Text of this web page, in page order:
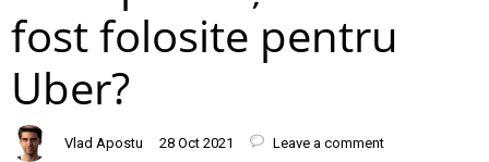
fost folosite pentru
Uber?
Vlad Apostu 28 Oct 2021 Leave a comment